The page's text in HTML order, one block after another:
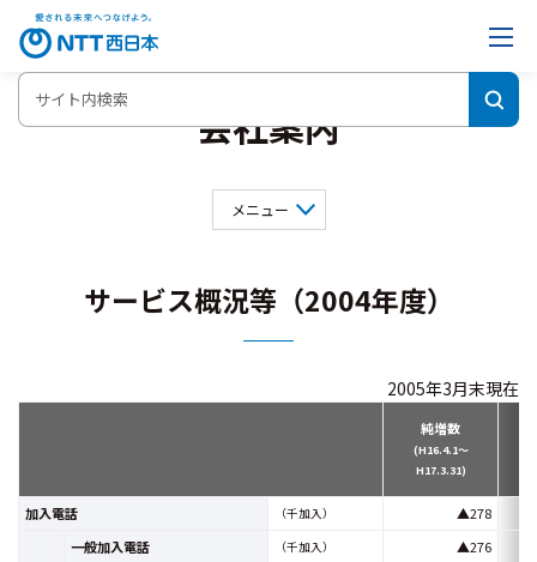
会社案内
メニュー
組織図
サービス概況等（2004年度）
2005年3月末現在
純増数
(H16.4.1～
H17.3.31)
加入電話 （千加入） ▲278
一般加入電話 （千加入）
▲276